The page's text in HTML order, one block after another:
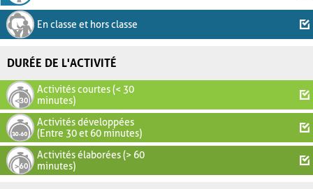
En classe et hors classe
DURÉE DE L'ACTIVITÉ
Activités courtes (< 30
minutes)
Activités développées
(Entre 30 et 60 minutes)
Activités élaborées (> 60
minutes)